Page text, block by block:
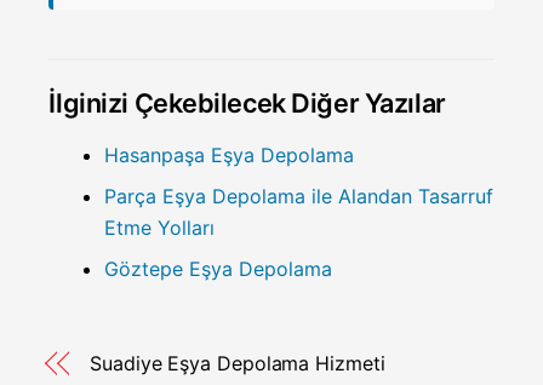
İlginizi Çekebilecek Diğer Yazılar
Hasanpaşa Eşya Depolama
Parça Eşya Depolama ile Alandan Tasarruf
Etme Yolları
Göztepe Eşya Depolama
Suadiye Eşya Depolama Hizmeti